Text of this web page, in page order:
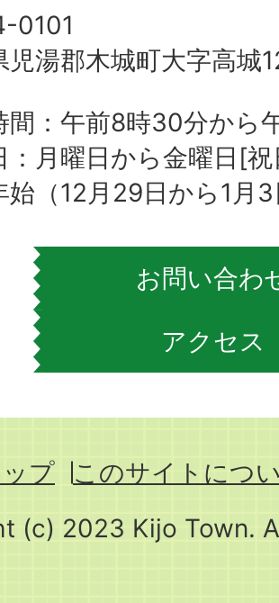
0101
児湯郡木城町大字高城
間：午前8時30分から
：月曜日から金曜日[
始（12月29日から1月
お問い合わ
アクセス
プ
このサイトにつ
(c) 2023 Kijo Town.